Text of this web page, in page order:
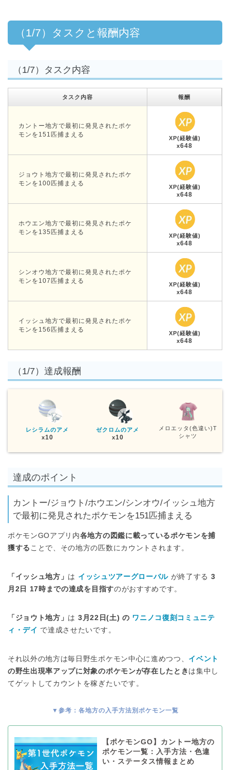
（1/7）タスクと報酬内容
（1/7）タスク内容
タスク内容 報酬
カントー地方で最初に発見されたポケ
モンを151匹捕まえる
XP(経験値)
x648
ジョウト地方で最初に発見されたポケ
モンを100匹捕まえる
XP(経験値)
x648
ホウエン地方で最初に発見されたポケ
モンを135匹捕まえる
XP(経験値)
x648
シンオウ地方で最初に発見されたポケ
モンを107匹捕まえる
XP(経験値)
x648
イッシュ地方で最初に発見されたポケ
モンを156匹捕まえる
XP(経験値)
x648
（1/7）達成報酬
レシラムのアメ
x10
ゼクロムのアメ
x10
メロエッタ(色違い)T
シャツ
達成のポイント
カントー/ジョウト/ホウエン/シンオウ/イッシュ地方
で最初に発見されたポケモンを151匹捕まえる
ポケモンGOアプリ内各地方の図鑑に載っているポケモンを捕
獲する ことで、その地方の匹数にカウントされます。
「イッシュ地方」 は イッシュツアーグローバル が終了する 3
月2日 17時までの達成を目指すのがおすすめです。
「ジョウト地方」 は 3月22日(土) の ワニノコ復刻コミュニテ
ィ・デイ で達成させたいです。
それ以外の地方は毎日野生ポケモン中心に進めつつ、 イベント
の野生出現率アップに対象のポケモンが存在したとき は集中し
てゲットしてカウントを稼ぎたいです。
▼参考：各地方の入手方法別ポケモン一覧
【ポケモンGO】カントー地方の
ポケモン一覧：入手方法・色違
い・ステータス情報まとめ